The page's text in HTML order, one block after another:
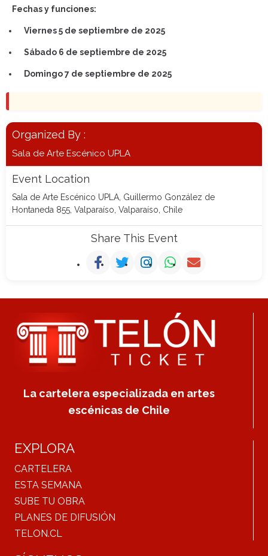
Fechas y funciones:
Viernes 5 de septiembre de 2025
Sábado 6 de septiembre de 2025
Domingo 7 de septiembre de 2025
Organized By :
Sala de Arte Escénico UPLA
Event Location
Sala de Arte Escénico UPLA, Guillermo González de
Hontaneda 855, Valparaíso, Valparaíso, Chile
Share This Event
La cartelera especializada en artes
escénicas de Chile
EXPLORA
CARTELERA
ESTA SEMANA
SUBE TU OBRA
PLANES DE DIFUSIÓN
TELON.CL